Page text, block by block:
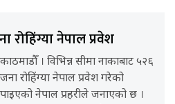
रोहिंग्या नेपाल प्रवेश
काठमाडौँ । विभिन्न सीमा नाकाबाट ५२६
जना रोहिंग्या नेपाल प्रवेश गरेको
पाइएको नेपाल प्रहरीले जनाएको छ ।